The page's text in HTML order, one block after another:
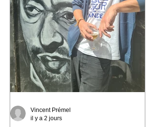
Vincent Prémel
il y a 2 jours